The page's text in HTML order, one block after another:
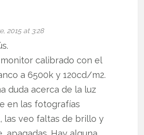
2015 at 3:28
calibrado con el
a 6500k y 120cd/m2.
duda acerca de la luz
en las fotografías
las veo faltas de brillo y